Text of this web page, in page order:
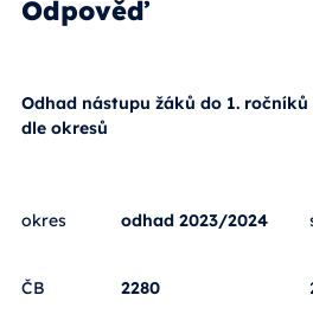
Odpověď
Odhad nástupu žáků do 1.
dle okresů
okres odhad 2023/2024
ČB 2280